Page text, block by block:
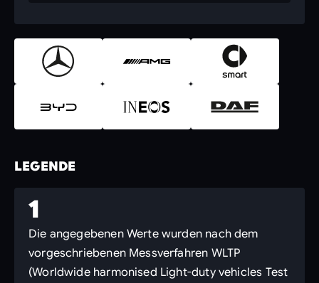
LEGENDE
1
Die angegebenen Werte wurden nach dem
vorgeschriebenen Messverfahren WLTP
(Worldwide harmonised Light-duty vehicles Test